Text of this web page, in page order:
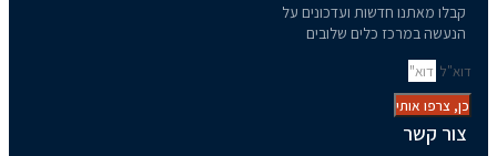
ועדכונים על
שלובים